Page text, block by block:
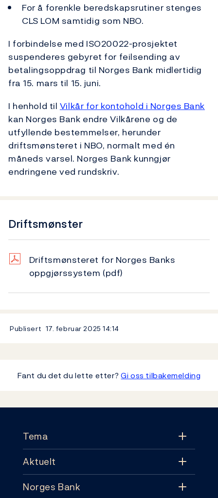
For å forenkle beredskapsrutiner stenges
CLS LOM samtidig som NBO.
I forbindelse med ISO20022-prosjektet
suspenderes gebyret for feilsending av
betalingsoppdrag til Norges Bank midlertidig
fra 15. mars til 15. juni.
I henhold til Vilkår for kontohold i Norges Bank
kan Norges Bank endre Vilkårene og de
utfyllende bestemmelser, herunder
driftsmønsteret i NBO, normalt med én
måneds varsel. Norges Bank kunngjør
endringene ved rundskriv.
Driftsmønster
Driftsmønsteret for Norges Banks
oppgjørssystem (pdf)
Publisert 17. februar 202514:14
Fant du det du lette etter?Gi oss tilbakemelding
Tema
Tema
Pengepolitikk
Aktuelt
Aktuelt
Norges Bank